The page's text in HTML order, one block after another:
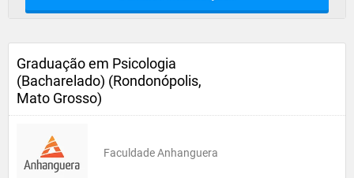
Graduação em Psicologia
(Bacharelado) (Rondonópolis,
Mato Grosso)
Faculdade Anhanguera